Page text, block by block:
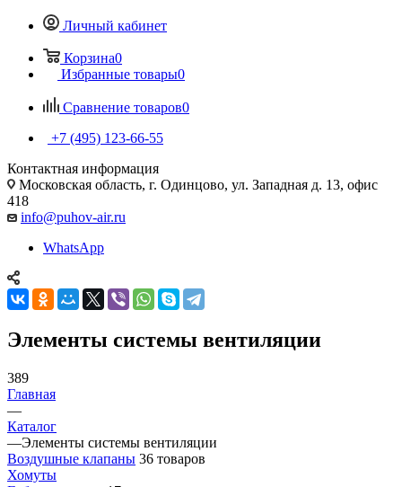
Личный кабинет
Корзина0
Избранные товары0
Сравнение товаров0
+7 (495) 123-66-55
Контактная информация
Московская область, г. Одинцово, ул. Западная д. 13, офис
418
info@puhov-air.ru
WhatsApp
Элементы системы вентиляции
389
Главная
—
Каталог
—Элементы системы вентиляции
Воздушные клапаны 36 товаров
Хомуты